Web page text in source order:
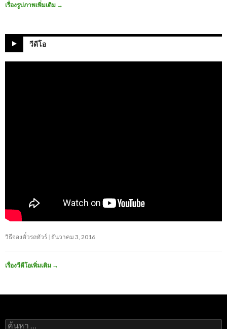
เรื่องรูปภาพเพิ่มเติม →
วีดีโอ
วิธีจองตั๋วรถทัวร์ ธันวาคม 3, 2016
เรื่องวีดีโอเพิ่มเติม →
ค้นหา